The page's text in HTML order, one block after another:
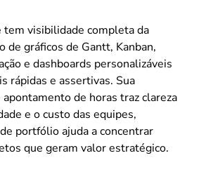
tem visibilidade completa da
de gráficos de Gantt, Kanban,
e dashboards personalizáveis
rápidas e assertivas. Sua
de horas traz clareza
e o custo das equipes,
portfólio ajuda a concentrar
que geram valor estratégico.